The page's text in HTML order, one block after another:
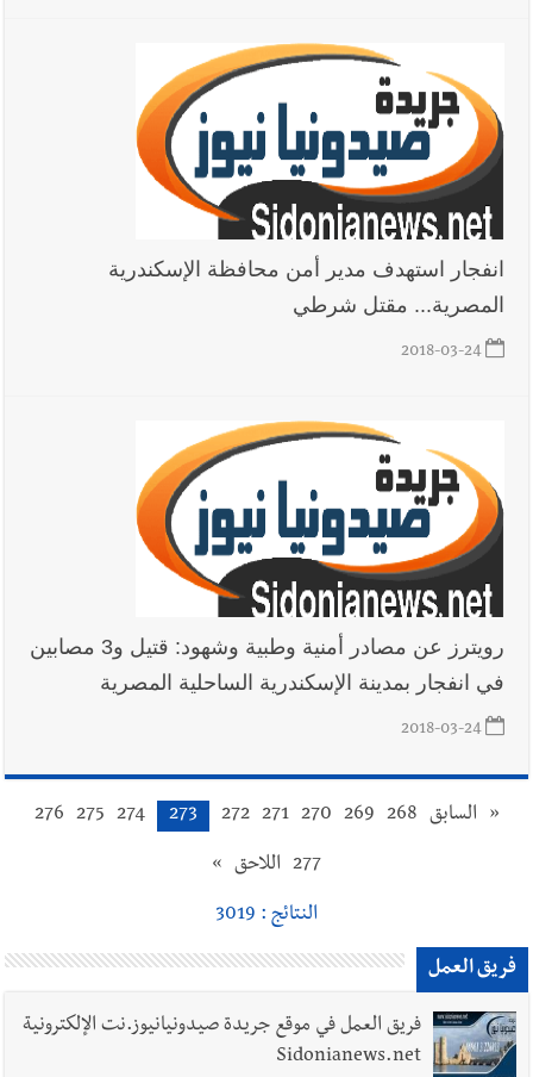
انفجار استهدف مدير أمن محافظة الإسكندرية
المصرية... مقتل شرطي
2018-03-24
رويترز عن مصادر أمنية وطبية وشهود: قتيل و3 مصابين
في انفجار بمدينة الإسكندرية الساحلية المصرية
2018-03-24
« السابق 268
269
270
271
272
273
274
275
276
277 اللاحق »
النتائج : 3019
فريق العمل
فريق العمل في موقع جريدة صيدونيانيوز.نت الإلكترونية
Sidonianews.net